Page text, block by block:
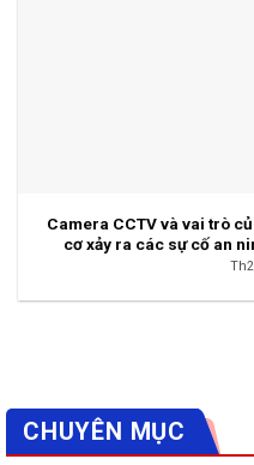
Camera CCTV và vai trò
cơ xảy ra các sự cố an
CHUYÊN MỤC